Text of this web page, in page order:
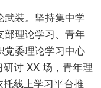
武装。坚持集中学
部理论学习、青年
党委理论学习中心
讨 XX 场，青年理
线上学习平台推